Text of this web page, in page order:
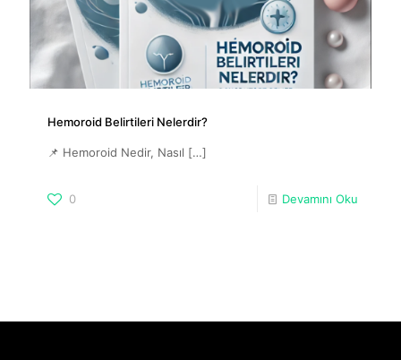
Hemoroid Belirtileri Nelerdir?
📌 Hemoroid Nedir, Nasıl […]
0 Devamını Oku